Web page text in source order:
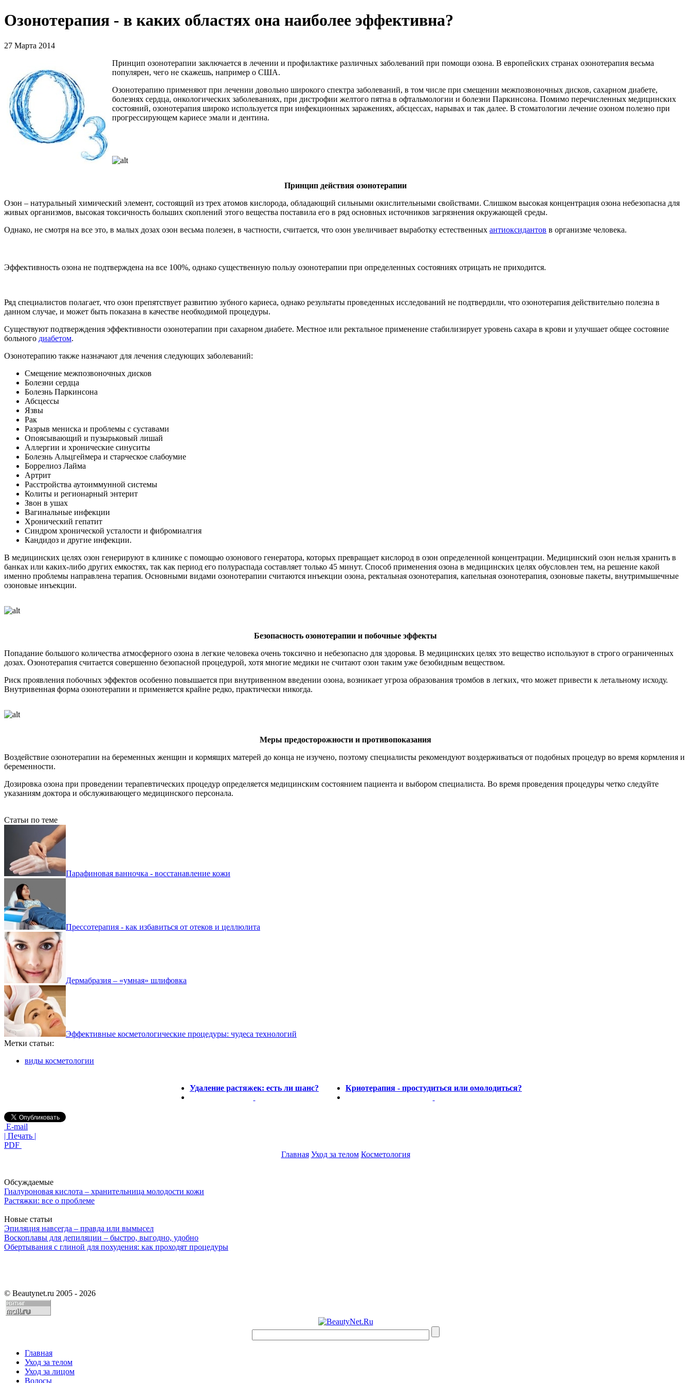
Озонотерапия - в каких областях она наиболее эффективна?
27 Марта 2014
Принцип озонотерапии заключается в лечении и профилактике различных заболеваний при помощи озона. В европейских странах озонотерапия весьма
популярен, чего не скажешь, например о США.
Озонотерапию применяют при лечении довольно широкого спектра заболеваний, в том числе при смещении межпозвоночных дисков, сахарном диабете,
болезнях сердца, онкологических заболеваниях, при дистрофии желтого пятна в офтальмологии и болезни Паркинсона. Помимо перечисленных медицинских
состояний, озонотерапия широко используется при инфекционных заражениях, абсцессах, нарывах и так далее. В стоматологии лечение озоном полезно при
прогрессирующем кариесе эмали и дентина.
Принцип действия озонотерапии
Озон – натуральный химический элемент, состоящий из трех атомов кислорода, обладающий сильными окислительными свойствами. Слишком высокая концентрация озона небезопасна для
живых организмов, высокая токсичность больших скоплений этого вещества поставила его в ряд основных источников загрязнения окружающей среды.
Однако, не смотря на все это, в малых дозах озон весьма полезен, в частности, считается, что озон увеличивает выработку естественных антиоксидантов в организме человека.
Эффективность озона не подтверждена на все 100%, однако существенную пользу озонотерапии при определенных состояниях отрицать не приходится.
Ряд специалистов полагает, что озон препятствует развитию зубного кариеса, однако результаты проведенных исследований не подтвердили, что озонотерапия действительно полезна в
данном случае, и может быть показана в качестве необходимой процедуры.
Существуют подтверждения эффективности озонотерапии при сахарном диабете. Местное или ректальное применение стабилизирует уровень сахара в крови и улучшает общее состояние
больного диабетом.
Озонотерапию также назначают для лечения следующих заболеваний:
Смещение межпозвоночных дисков
Болезни сердца
Болезнь Паркинсона
Абсцессы
Язвы
Рак
Разрыв мениска и проблемы с суставами
Опоясывающий и пузырьковый лишай
Аллергии и хронические синуситы
Болезнь Альцгеймера и старческое слабоумие
Боррелиоз Лайма
Артрит
Расстройства аутоиммунной системы
Колиты и регионарный энтерит
Звон в ушах
Вагинальные инфекции
Хронический гепатит
Синдром хронической усталости и фибромиалгия
Кандидоз и другие инфекции.
В медицинских целях озон генерируют в клинике с помощью озонового генератора, которых превращает кислород в озон определенной концентрации. Медицинский озон нельзя хранить в
банках или каких-либо других емкостях, так как период его полураспада составляет только 45 минут. Способ применения озона в медицинских целях обусловлен тем, на решение какой
именно проблемы направлена терапия. Основными видами озонотерапии считаются инъекции озона, ректальная озонотерапия, капельная озонотерапия, озоновые пакеты, внутримышечные
озоновые инъекции.
Безопасность озонотерапии и побочные эффекты
Попадание большого количества атмосферного озона в легкие человека очень токсично и небезопасно для здоровья. В медицинских целях это вещество используют в строго ограниченных
дозах. Озонотерапия считается совершенно безопасной процедурой, хотя многие медики не считают озон таким уже безобидным веществом.
Риск проявления побочных эффектов особенно повышается при внутривенном введении озона, возникает угроза образования тромбов в легких, что может привести к летальному исходу.
Внутривенная форма озонотерапии и применяется крайне редко, практически никогда.
Меры предосторожности и противопоказания
Воздействие озонотерапии на беременных женщин и кормящих матерей до конца не изучено, поэтому специалисты рекомендуют воздерживаться от подобных процедур во время кормления и
беременности.
Дозировка озона при проведении терапевтических процедур определяется медицинским состоянием пациента и выбором специалиста. Во время проведения процедуры четко следуйте
указаниям доктора и обслуживающего медицинского персонала.
Статьи по теме
Парафиновая ванночка - восстанавление кожи
Прессотерапия - как избавиться от отеков и целлюлита
Дермабразия – «умная» шлифовка
Эффективные косметологические процедуры: чудеса технологий
Метки статьи:
виды косметологии
Удаление растяжек: есть ли шанс? Криотерапия - простудиться или омолодиться?
E-mail
| Печать |
PDF
Главная Уход за телом Косметология
Обсуждаемые
Гиалуроновая кислота – хранительница молодости кожи
Растяжки: все о проблеме
Новые статьи
Эпиляция навсегда – правда или вымысел
Воскоплавы для депиляции – быстро, выгодно, удобно
Обертывания с глиной для похудения: как проходят процедуры
© Beautynet.ru 2005 - 2026
Главная
Уход за телом
Уход за лицом
Волосы